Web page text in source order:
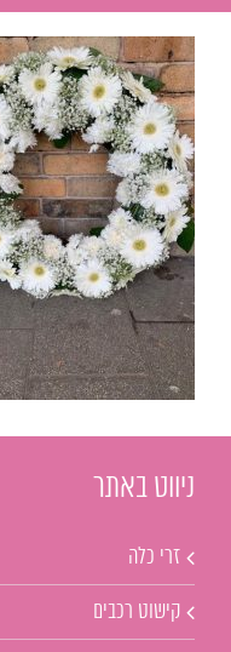
ניווט באתר
זרי כלה
קישוט רכבים